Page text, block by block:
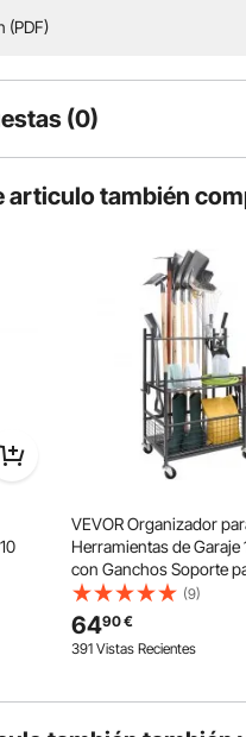
de calidad industrial,
contra la flexión. Esto
(PDF)
(0)
articulo también
para
de
VEVOR Organizador
Herramientas de Garaje
con Ganchos Soporte
Herramientas de Jardín
con Ruedas para
Herramientas, Rastrillos,
de Mango Largo
(9)
6490€
391 Vistas Recientes